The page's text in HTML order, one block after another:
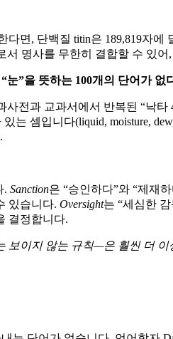
면, 단백질 titin은 189,819자
명사를 무한히 결합할 수 있
눈”을 뜻하는 100개의 단어가 없
전과 교과서에서 반복된 “낙
셈입니다(liquid, moisture,
. Sanction은 “승인하다”와 “제재
있습니다. Oversight는 “세심한
결정합니다.
보이지 않는 규칙—은 훨씬 더 이